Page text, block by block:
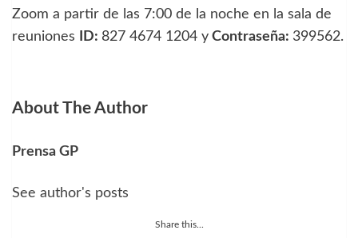
Zoom a partir de las 7:00 de la noche en la sala de
reuniones
ID: 827 4674 1204 y Contraseña: 399562.
About The Author
Prensa GP
See author's posts
Share this...